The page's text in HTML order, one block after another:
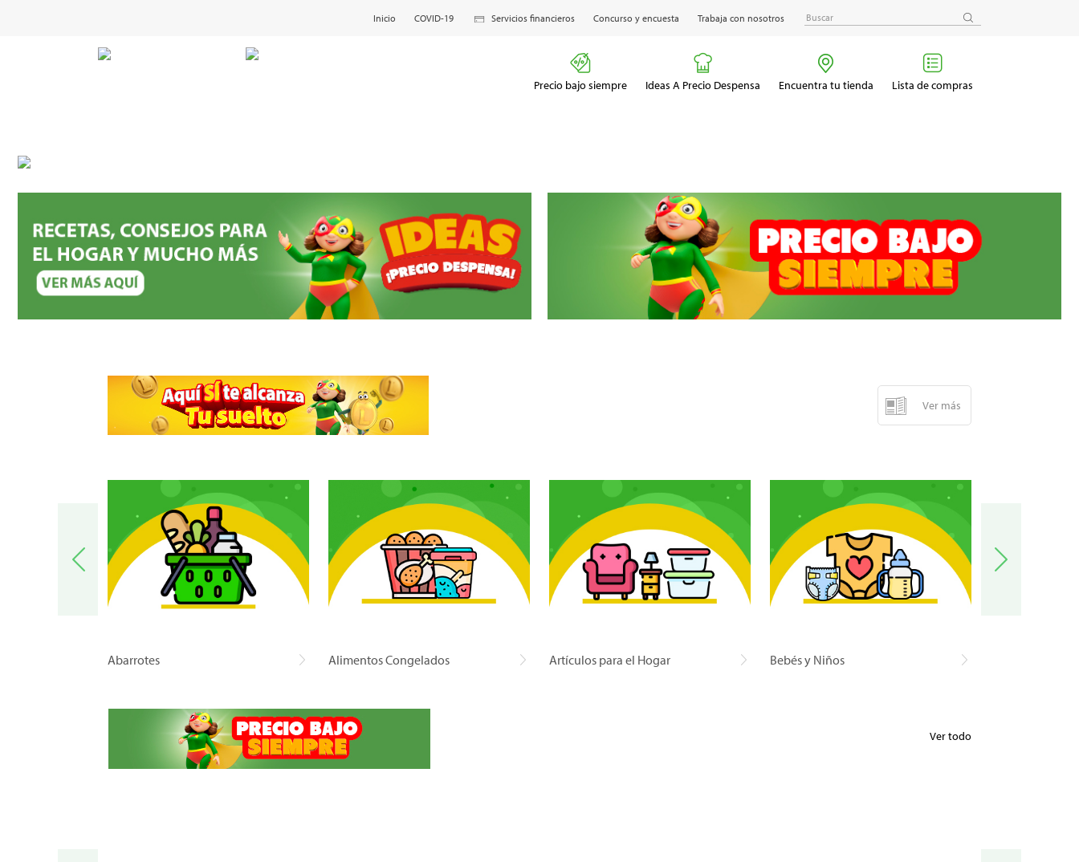
Inicio COVID-19 Servicios financieros Concurso y encuesta Trabaja con nosotros
Precio bajo siempre Ideas A Precio Despensa Encuentra tu tienda Lista de compras
Ver más
Abarrotes Alimentos Congelados Artículos para el Hogar Bebés y Niños
Ver todo